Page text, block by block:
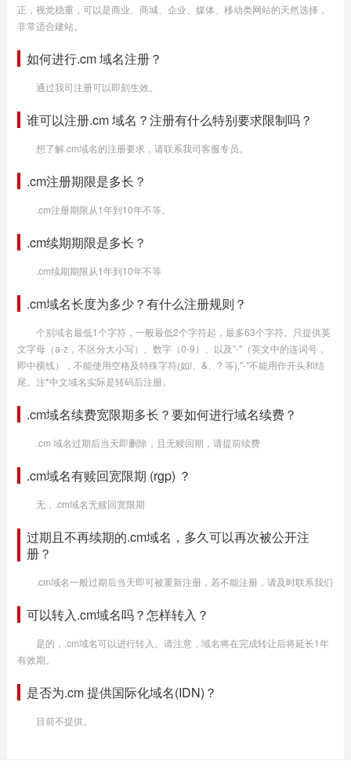
正，视觉稳重，可以是商业、商城、企业、媒体、移动类网站的天然选择，
非常适合建站。
如何进行.cm 域名注册？
通过我司注册可以即刻生效。
谁可以注册.cm 域名？注册有什么特别要求限制吗？
想了解.cm域名的注册要求，请联系我司客服专员。
.cm注册期限是多长？
.cm注册期限从1年到10年不等。
.cm续期期限是多长？
.cm续期期限从1年到10年不等
.cm域名长度为多少？有什么注册规则？
个别域名最低1个字符，一般最低2个字符起，最多63个字符。只提供英
文字母（a-z，不区分大小写）、数字（0-9）、以及"-"（英文中的连词号，
即中横线），不能使用空格及特殊字符(如!、&、? 等),"-"不能用作开头和结
尾。注*中文域名实际是转码后注册。
.cm域名续费宽限期多长？要如何进行域名续费？
.cm 域名过期后当天即删除，且无赎回期，请提前续费
.cm域名有赎回宽限期 (rgp) ？
无，.cm域名无赎回宽限期
过期且不再续期的.cm域名，多久可以再次被公开注
册？
.cm域名一般过期后当天即可被重新注册，若不能注册，请及时联系我们
可以转入.cm域名吗？怎样转入？
是的，.cm域名可以进行转入。请注意，域名将在完成转让后将延长1年
有效期。
是否为.cm 提供国际化域名(IDN)？
目前不提供。